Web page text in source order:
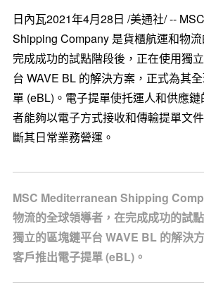
日內瓦2021年4月28日 /美通社/ --
Shipping Company 是貨櫃航運和物
完成成功的試點階段後，正在使用獨
台 WAVE BL 的解決方案，正式為其
單 (eBL)。電子提單使托運人和供應
者能夠以電子方式接收和傳輸提單文
斷其日常業務營運。
MSC Mediterranean Shipping
物流的全球領導者，在完成成功的試
獨立的區塊鏈平台 WAVE BL 的解決
客戶推出電子提單 (eBL)。